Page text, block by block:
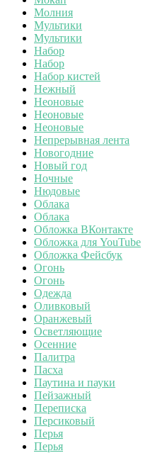
Молния
Мультики
Мультики
Набор
Набор
Набор кистей
Нежный
Неоновые
Неоновые
Неоновые
Непрерывная лента
Новогодние
Новый год
Ночные
Нюдовые
Облака
Облака
Обложка ВКонтакте
Обложка для YouTube
Обложка Фейсбук
Огонь
Огонь
Одежда
Оливковый
Оранжевый
Осветляющие
Осенние
Палитра
Пасха
Паутина и пауки
Пейзажный
Переписка
Персиковый
Перья
Перья